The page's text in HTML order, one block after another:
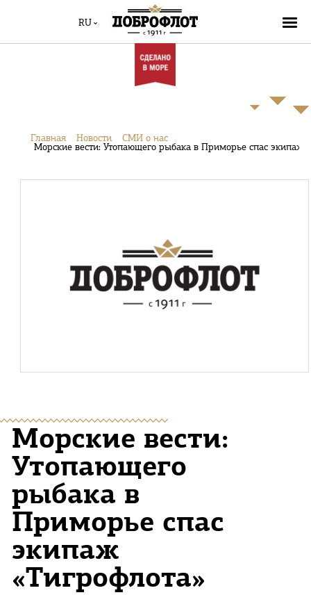
RU
Главная Новости
СМИ о нас
Морские вести: Утопающего рыбака в Приморье спас экипаж
Морские вести:
Утопающего
рыбака в
Приморье спас
экипаж
«Тигрофлота»